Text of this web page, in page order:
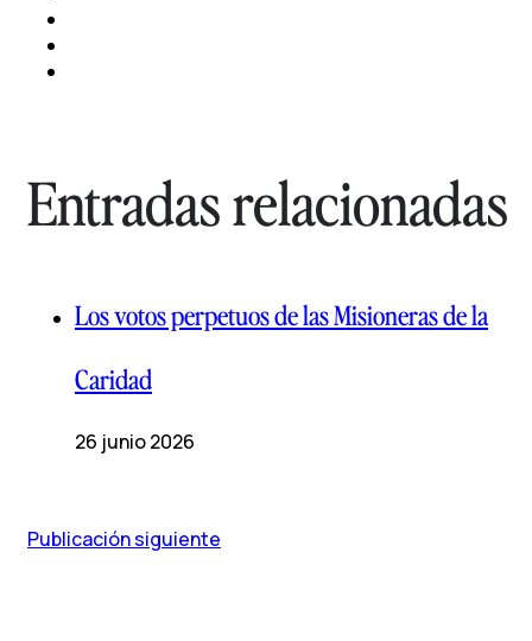
Entradas relacionadas
Los votos perpetuos de las Misioneras de la
Caridad
26 junio 2026
Publicación siguiente